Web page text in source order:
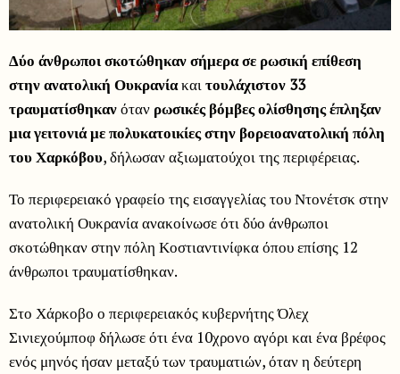
Δύο άνθρωποι σκοτώθηκαν σήμερα σε ρωσική επίθεση
στην ανατολική Ουκρανίακαιτουλάχιστον 33
τραυματίσθηκανόταν ρωσικές βόμβες ολίσθησης έπληξαν
μια γειτονιά με πολυκατοικίες στην βορειοανατολική πόλη
του Χαρκόβου, δήλωσαν αξιωματούχοι της περιφέρειας.
Το περιφερειακό γραφείο της εισαγγελίας του Ντονέτσκ στην
ανατολική Ουκρανία ανακοίνωσε ότι δύο άνθρωποι
σκοτώθηκαν στην πόλη Κοστιαντινίφκα όπου επίσης 12
άνθρωποι τραυματίσθηκαν.
Στο Χάρκοβο ο περιφερειακός κυβερνήτης Όλεχ
Σινιεχούμποφ δήλωσε ότι ένα 10χρονο αγόρι και ένα βρέφος
ενός μηνός ήσαν μεταξύ των τραυματιών, όταν η δεύτερη